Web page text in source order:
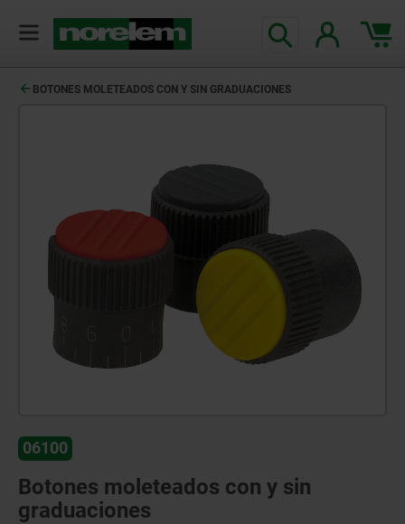
BOTONES MOLETEADOS CON Y SIN GRADUACIONES
06100
Botones moleteados con y sin
graduaciones